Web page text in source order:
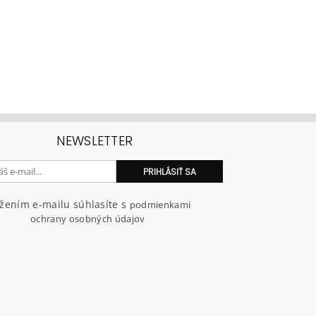
NEWSLETTER
e-mailu súhlasíte s podmienkami
ochrany osobných údajov